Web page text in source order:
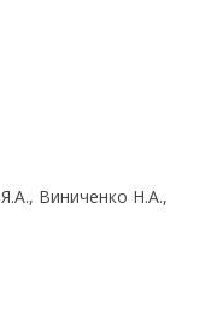
Виниченко Н.А.,